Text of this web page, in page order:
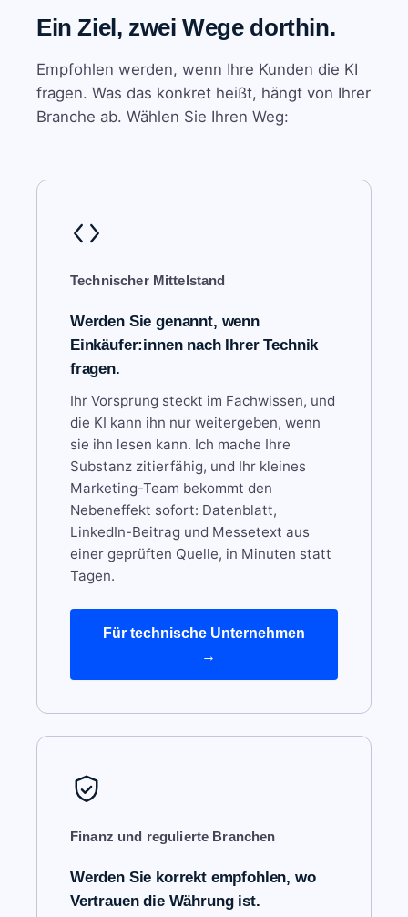
Ein Ziel, zwei Wege dorthin.
Empfohlen werden, wenn Ihre Kunden die KI
fragen. Was das konkret heißt, hängt von Ihrer
Branche ab. Wählen Sie Ihren Weg:
Technischer Mittelstand
Werden Sie genannt, wenn
Einkäufer:innen nach Ihrer Technik
fragen.
Ihr Vorsprung steckt im Fachwissen, und
die KI kann ihn nur weitergeben, wenn
sie ihn lesen kann. Ich mache Ihre
Substanz zitierfähig, und Ihr kleines
Marketing-Team bekommt den
Nebeneffekt sofort: Datenblatt,
LinkedIn-Beitrag und Messetext aus
einer geprüften Quelle, in Minuten statt
Tagen.
Für technische Unternehmen
Finanz und regulierte Branchen
Werden Sie korrekt empfohlen, wo
Vertrauen die Währung ist.